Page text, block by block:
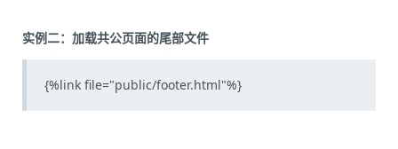
实例二：加载共公页面的尾部文件
{%link file="public/footer.html"%}